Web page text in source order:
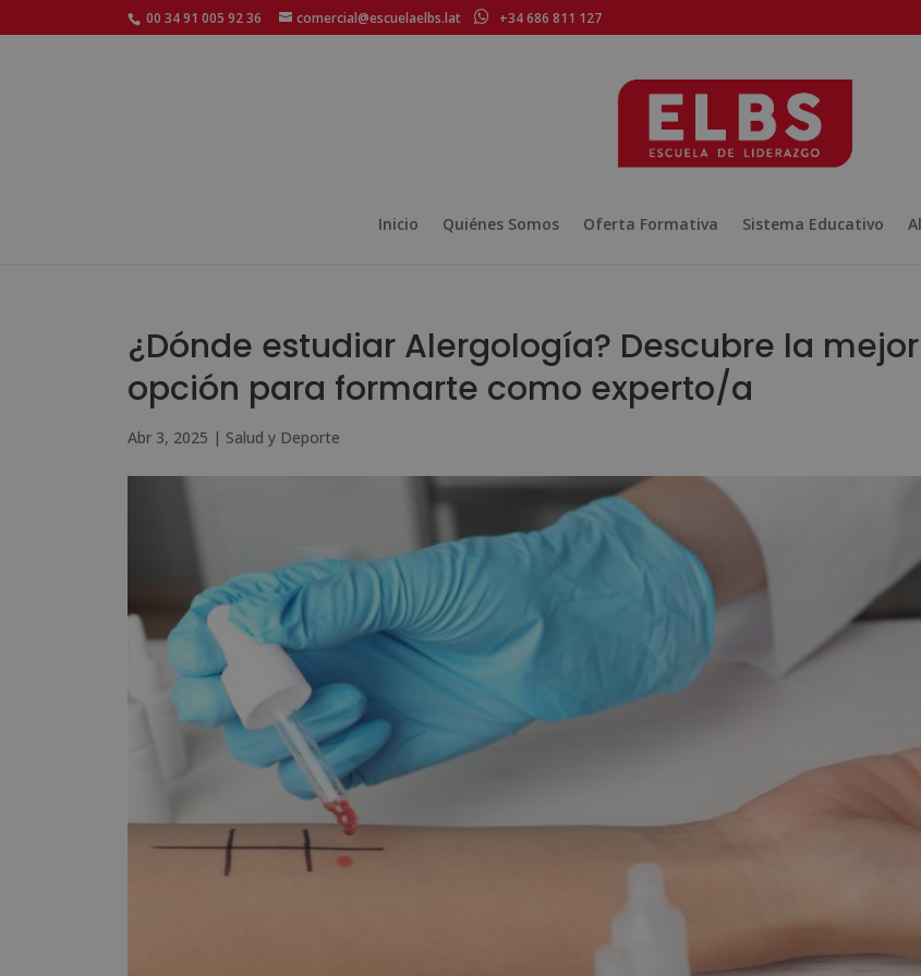
00 34 91 005 92 36 comercial@escuelaelbs.lat +34 686 811 127
Inicio Quiénes Somos Oferta Formativa Sistema Educativo
¿Dónde estudiar Alergología? Descubre la mejor
opción para formarte como experto/a
Abr 3, 2025 | Salud y Deporte